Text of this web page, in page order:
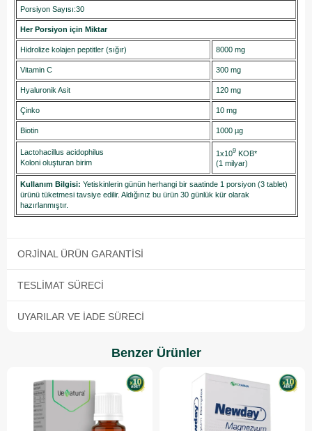
Porsiyon Sayısı:30
Her Porsiyon için Miktar
Hidrolize kolajen peptitler (sığır) 8000 mg
Vitamin C 300 mg
Hyaluronik Asit 120 mg
Çinko 10 mg
Biotin 1000 µg
Lactohacillus acidophilus
Koloni oluşturan birim
1x109 KOB*
(1 milyar)
Kullanım Bilgisi: Yetiskinlerin günün herhangi bir saatinde 1 porsiyon (3 tablet)
ürünü tüketmesi tavsiye edilir. Aldığınız bu ürün 30 günlük kür olarak
hazırlanmıştır.
ORJINAL ÜRÜN GARANTISI
TESLIMAT SÜRECI
UYARILAR VE İADE SÜRECI
Benzer Ürünler